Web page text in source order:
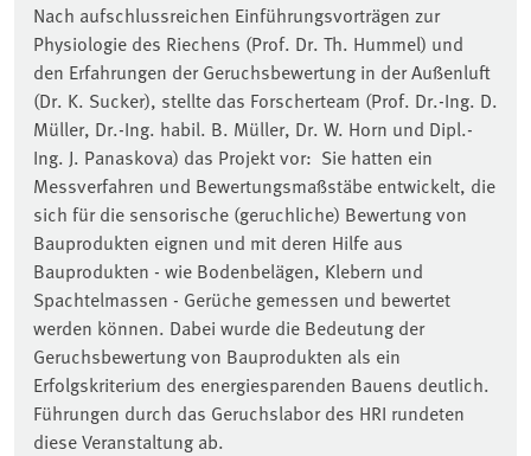
Nach aufschlussreichen Einführungsvorträgen zur
Physiologie des Riechens (Prof. Dr. Th. Hummel) und
den Erfahrungen der Geruchsbewertung in der Außenluft
(Dr. K. Sucker), stellte das Forscherteam (Prof. Dr.-Ing. D.
Müller, Dr.-Ing. habil. B. Müller, Dr. W. Horn und Dipl.-
Ing. J. Panaskova) das Projekt vor: Sie hatten ein
Messverfahren und Bewertungsmaßstäbe entwickelt, die
sich für die sensorische (geruchliche) Bewertung von
Bauprodukten eignen und mit deren Hilfe aus
Bauprodukten - wie Bodenbelägen, Klebern und
Spachtelmassen - Gerüche gemessen und bewertet
werden können. Dabei wurde die Bedeutung der
Geruchsbewertung von Bauprodukten als ein
Erfolgskriterium des energiesparenden Bauens deutlich.
Führungen durch das Geruchslabor des HRI rundeten
diese Veranstaltung ab.